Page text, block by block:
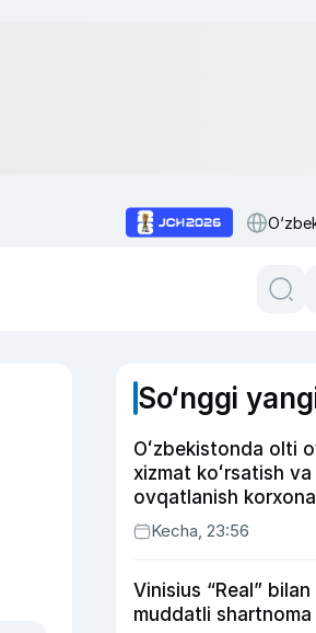
So‘nggi
Oʻzbekistonda olti
xizmat koʻrsatish va
ovqatlanish
soliq toʻlagani
Kecha, 23:56
Vinisius “Real”
muddatli shartnoma